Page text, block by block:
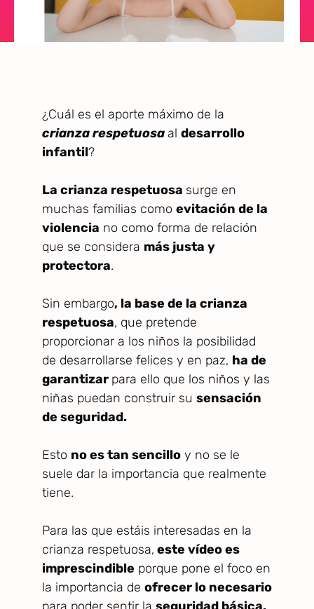
¿Cuál es el aporte máximo de la
crianza respetuosaal desarrollo
infantil?
La crianza respetuosa surge en
muchas familias como evitación de la
violencia no como forma de relación
que se considera más justa y
protectora.
Sin embargo, la base de la crianza
respetuosa, que pretende
proporcionar a los niños la posibilidad
de desarrollarse felices y en paz, ha de
garantizar para ello que los niños y las
niñas puedan construir su sensación
de seguridad.
Esto no es tan sencillo y no se le
suele dar la importancia que realmente
tiene.
Para las que estáis interesadas en la
crianza respetuosa, este vídeo es
imprescindible porque pone el foco en
la importancia de ofrecer lo necesario